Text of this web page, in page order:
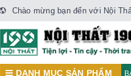
Chào mừng bạn đến với Nội
DANH MỤC SẢN PHẨM